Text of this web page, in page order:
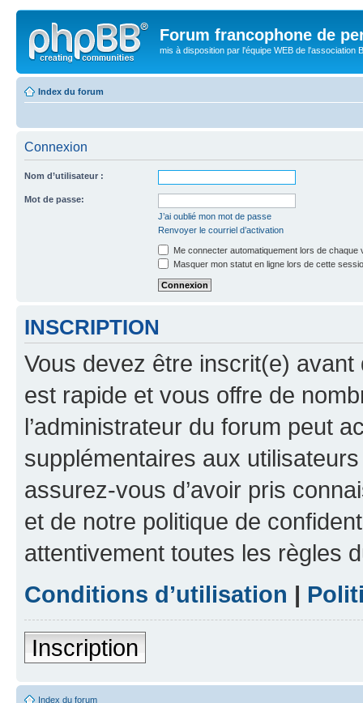
Forum francophone de
mis à disposition par l'équipe WEB de l'association
Index du forum
Connexion
Nom d’utilisateur :
Mot de passe:
J’ai oublié mon mot de passe
Renvoyer le courriel d’activation
Me connecter automatiquement lors de chaque
Masquer mon statut en ligne lors de cette
INSCRIPTION
Vous devez être inscrit(e) avant
est rapide et vous offre de
l’administrateur du forum peut
supplémentaires aux
assurez-vous d’avoir pris
et de notre politique de
attentivement toutes les règles
Conditions d’utilisation |
Inscription
Index du forum